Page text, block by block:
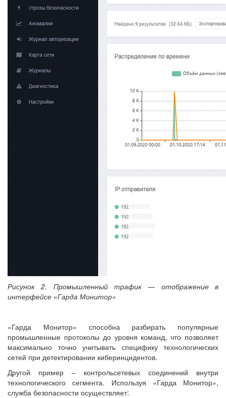
Рисунок 2. Промышленный трафик — отображение в
интерфейсе «Гарда Монитор»
«Гарда Монитор» способна разбирать популярные
промышленные протоколы до уровня команд, что позволяет
максимально точно учитывать специфику технологических
сетей при детектировании киберинцидентов.
Другой пример – контрольсетевых соединений внутри
технологического сегмента. Используя «Гарда Монитор»,
служба безопасности осуществляет: